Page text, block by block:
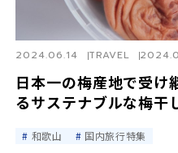
日本一の梅産地で受
るサステナブルな梅干
2024.06.14 TRAVEL
和歌山 国内旅行特集